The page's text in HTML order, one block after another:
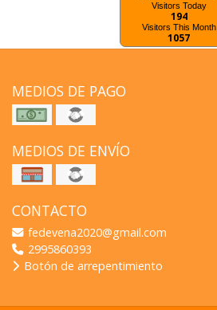
Visitors Today
194
Visitors This Month
1057
MEDIOS DE PAGO
MEDIOS DE ENVÍO
CONTACTO
fedevena2020@gmail.com
2995860393
Botón de arrepentimiento